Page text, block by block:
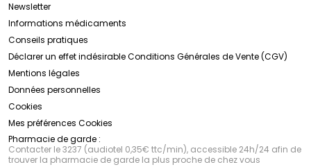
Newsletter
Informations médicaments
Conseils pratiques
Déclarer un effet indésirableConditions Générales de Vente (CGV)
Mentions légales
Données personnelles
Cookies
Mes préférences Cookies
Pharmacie de garde :
Contacter le 3237 (audiotel 0,35€ ttc/min), accessible 24h/24 afin de
trouver la pharmacie de garde la plus proche de chez vous